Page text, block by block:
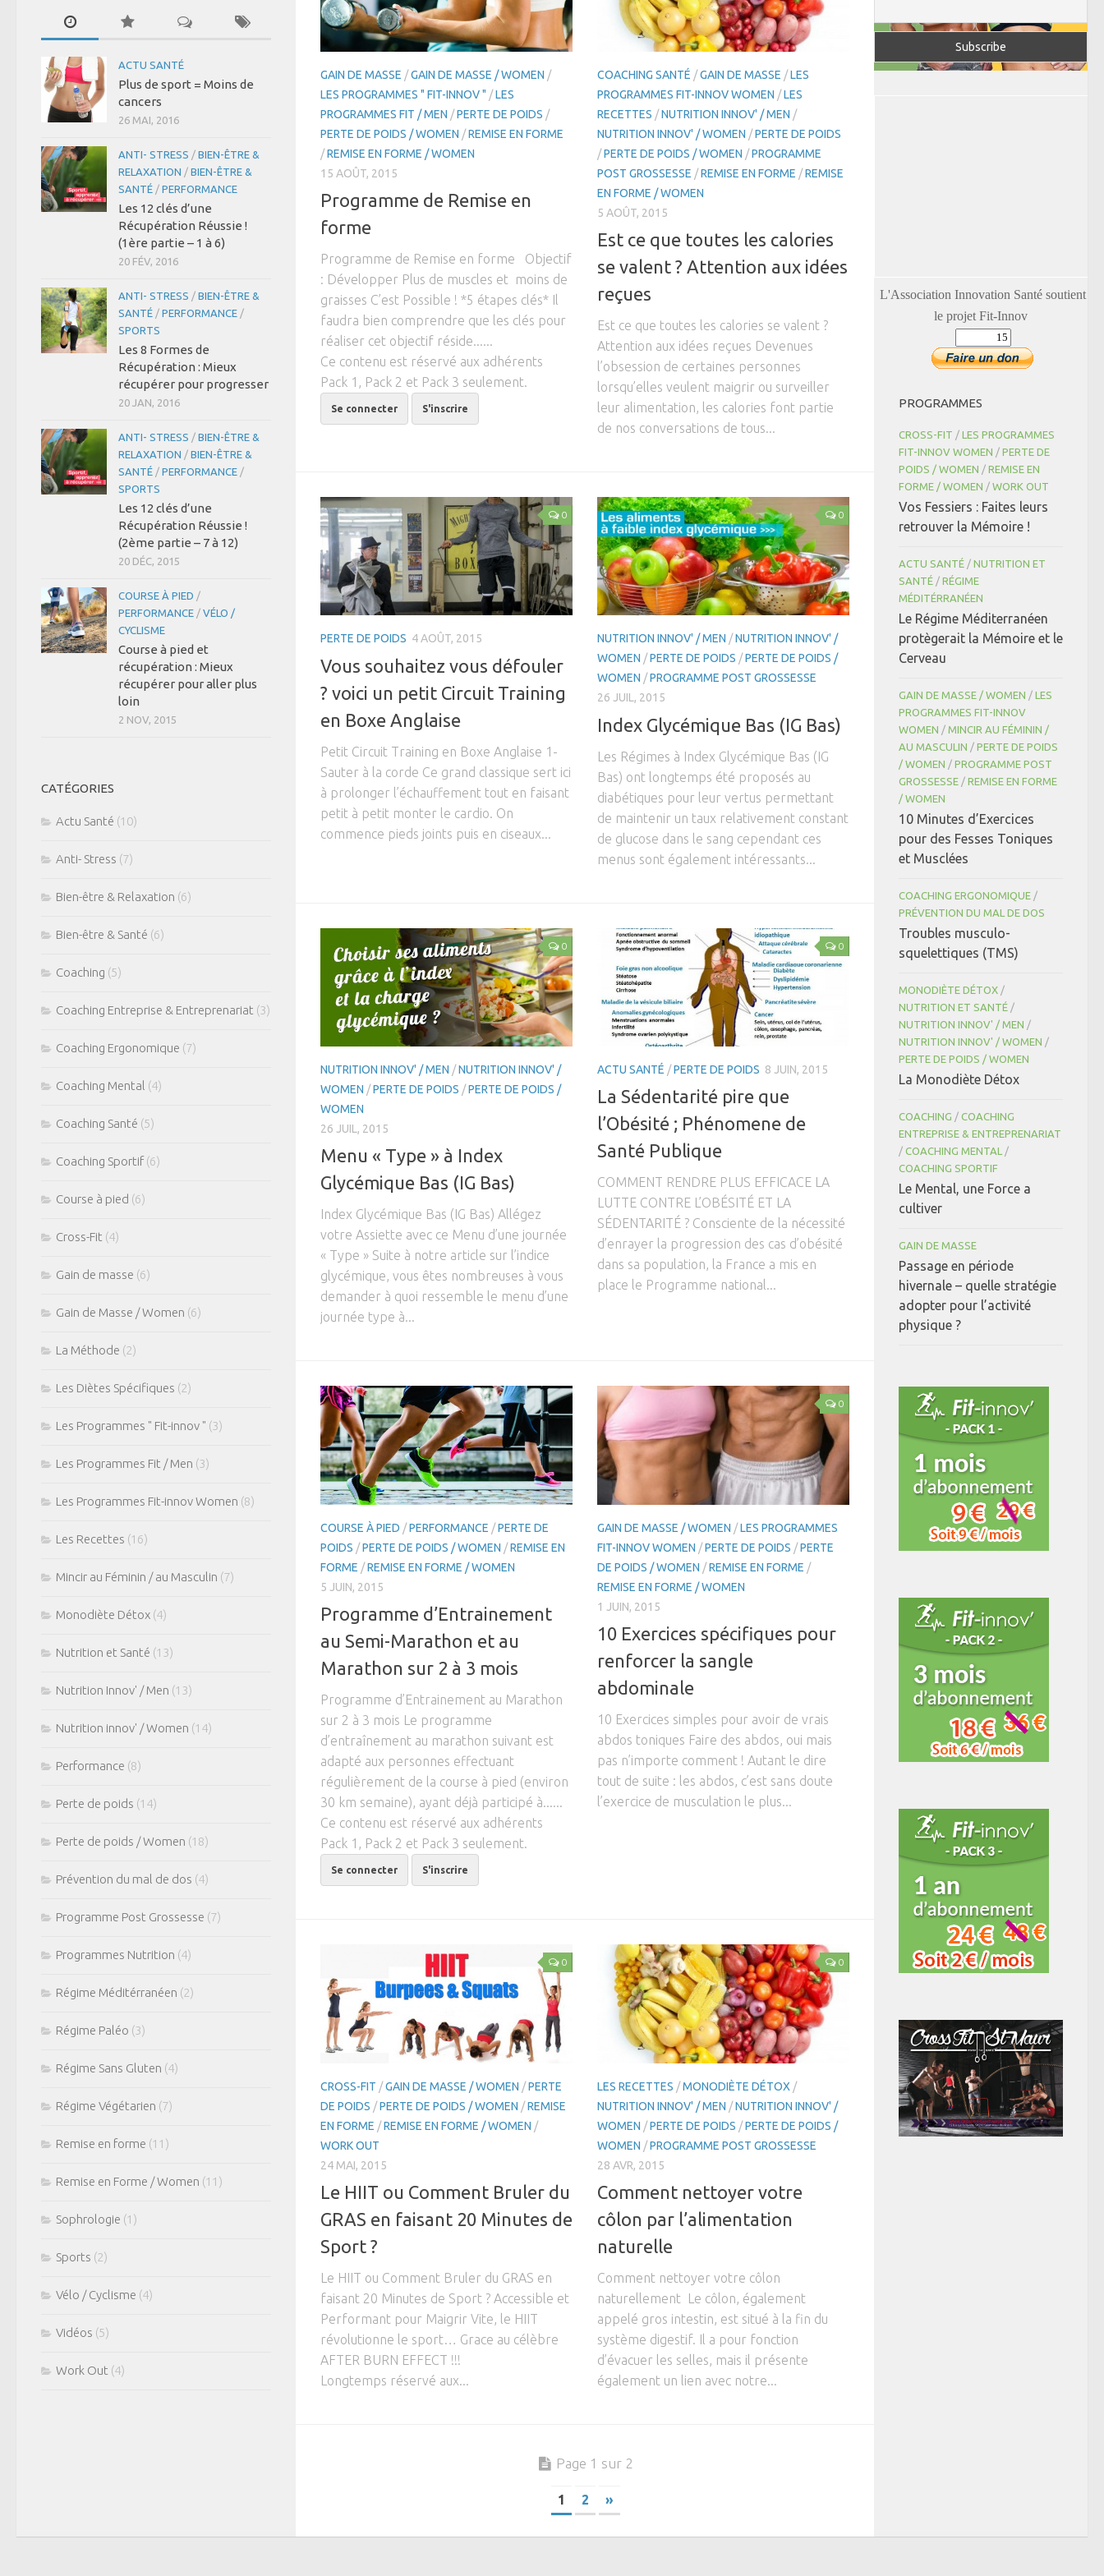
GAIN DE MASSE /GAIN DE MASSE / WOMEN /
LES PROGRAMMES " FIT-INNOV " /LES
PROGRAMMES FIT / MEN /PERTE DE POIDS /
PERTE DE POIDS / WOMEN /REMISE EN FORME
/REMISE EN FORME / WOMEN
15 AOÛT, 2015
Programme de Remise en
forme
Programme de Remise en forme Objectif
: Développer Plus de muscles et moins de
graisses C’est Possible ! *5 étapes clés* Il
faudra bien comprendre que les clés pour
réaliser cet objectif réside......
Ce contenu est réservé aux adhérents
Pack 1, Pack 2 et Pack 3 seulement.
Se connecter S'inscrire
COACHING SANTÉ /GAIN DE MASSE /LES
PROGRAMMES FIT-INNOV WOMEN /LES
RECETTES /NUTRITION INNOV' / MEN /
NUTRITION INNOV' / WOMEN /PERTE DE POIDS
/PERTE DE POIDS / WOMEN /PROGRAMME
POST GROSSESSE /REMISE EN FORME /REMISE
EN FORME / WOMEN
5 AOÛT, 2015
Est ce que toutes les calories
se valent ? Attention aux idées
reçues
Est ce que toutes les calories se valent ?
Attention aux idées reçues Devenues
l’obsession de certaines personnes
lorsqu’elles veulent maigrir ou surveiller
leur alimentation, les calories font partie
de nos conversations de tous...
0
PERTE DE POIDS 4 AOÛT, 2015
Vous souhaitez vous défouler
? voici un petit Circuit Training
en Boxe Anglaise
Petit Circuit Training en Boxe Anglaise 1-
Sauter à la corde Ce grand classique sert ici
à prolonger l’échauffement tout en faisant
petit à petit monter le cardio. On
commence pieds joints puis en ciseaux...
0
NUTRITION INNOV' / MEN /NUTRITION INNOV' /
WOMEN /PERTE DE POIDS /PERTE DE POIDS /
WOMEN /PROGRAMME POST GROSSESSE
26 JUIL, 2015
Index Glycémique Bas (IG Bas)
Les Régimes à Index Glycémique Bas (IG
Bas) ont longtemps été proposés au
diabétiques pour leur vertus permettant
de maintenir un taux relativement constant
de glucose dans le sang cependant ces
menus sont également intéressants...
0
NUTRITION INNOV' / MEN /NUTRITION INNOV' /
WOMEN /PERTE DE POIDS /PERTE DE POIDS /
WOMEN
26 JUIL, 2015
Menu « Type » à Index
Glycémique Bas (IG Bas)
Index Glycémique Bas (IG Bas) Allégez
votre Assiette avec ce Menu d’une journée
« Type » Suite à notre article sur l’indice
glycémique, vous êtes nombreuses à vous
demander à quoi ressemble le menu d’une
journée type à...
0
ACTU SANTÉ /PERTE DE POIDS 8 JUIN, 2015
La Sédentarité pire que
l’Obésité ; Phénomene de
Santé Publique
COMMENT RENDRE PLUS EFFICACE LA
LUTTE CONTRE L’OBÉSITÉ ET LA
SÉDENTARITÉ ? Consciente de la nécessité
d’enrayer la progression des cas d’obésité
dans sa population, la France a mis en
place le Programme national...
COURSE À PIED /PERFORMANCE /PERTE DE
POIDS /PERTE DE POIDS / WOMEN /REMISE EN
FORME /REMISE EN FORME / WOMEN
5 JUIN, 2015
Programme d’Entrainement
au Semi-Marathon et au
Marathon sur 2 à 3 mois
Programme d’Entrainement au Marathon
sur 2 à 3 mois Le programme
d’entraînement au marathon suivant est
adapté aux personnes effectuant
régulièrement de la course à pied (environ
30 km semaine), ayant déjà participé à......
Ce contenu est réservé aux adhérents
Pack 1, Pack 2 et Pack 3 seulement.
Se connecter S'inscrire
0
GAIN DE MASSE / WOMEN /LES PROGRAMMES
FIT-INNOV WOMEN /PERTE DE POIDS /PERTE
DE POIDS / WOMEN /REMISE EN FORME /
REMISE EN FORME / WOMEN
1 JUIN, 2015
10 Exercices spécifiques pour
renforcer la sangle
abdominale
10 Exercices simples pour avoir de vrais
abdos toniques Faire des abdos, oui mais
pas n’importe comment ! Autant le dire
tout de suite : les abdos, c’est sans doute
l’exercice de musculation le plus...
0
CROSS-FIT /GAIN DE MASSE / WOMEN /PERTE
DE POIDS /PERTE DE POIDS / WOMEN /REMISE
EN FORME /REMISE EN FORME / WOMEN /
WORK OUT
24 MAI, 2015
Le HIIT ou Comment Bruler du
GRAS en faisant 20 Minutes de
Sport ?
Le HIIT ou Comment Bruler du GRAS en
faisant 20 Minutes de Sport ? Accessible et
Performant pour Maigrir Vite, le HIIT
révolutionne le sport… Grace au célèbre
AFTER BURN EFFECT !!!
Longtemps réservé aux...
0
LES RECETTES /MONODIÈTE DÉTOX /
NUTRITION INNOV' / MEN /NUTRITION INNOV' /
WOMEN /PERTE DE POIDS /PERTE DE POIDS /
WOMEN /PROGRAMME POST GROSSESSE
28 AVR, 2015
Comment nettoyer votre
côlon par l’alimentation
naturelle
Comment nettoyer votre côlon
naturellement Le côlon, également
appelé gros intestin, est situé à la fin du
système digestif. Il a pour fonction
d’évacuer les selles, mais il présente
également un lien avec notre...
Page 1 sur 2
1 2 »
ACTU SANTÉ
Plus de sport = Moins de
cancers
26 MAI, 2016
ANTI- STRESS / BIEN-ÊTRE &
RELAXATION / BIEN-ÊTRE &
SANTÉ / PERFORMANCE
Les 12 clés d’une
Récupération Réussie !
(1ère partie – 1 à 6)
20 FÉV, 2016
ANTI- STRESS / BIEN-ÊTRE &
SANTÉ / PERFORMANCE /
SPORTS
Les 8 Formes de
Récupération : Mieux
récupérer pour progresser
20 JAN, 2016
ANTI- STRESS / BIEN-ÊTRE &
RELAXATION / BIEN-ÊTRE &
SANTÉ / PERFORMANCE /
SPORTS
Les 12 clés d’une
Récupération Réussie !
(2ème partie – 7 à 12)
20 DÉC, 2015
COURSE À PIED /
PERFORMANCE / VÉLO /
CYCLISME
Course à pied et
récupération : Mieux
récupérer pour aller plus
loin
2 NOV, 2015
CATÉGORIES
Actu Santé (10)
Anti- Stress (7)
Bien-être & Relaxation (6)
Bien-être & Santé (6)
Coaching (5)
Coaching Entreprise & Entreprenariat (3)
Coaching Ergonomique (7)
Coaching Mental (4)
Coaching Santé (5)
Coaching Sportif(6)
Course à pied (6)
Cross-Fit (4)
Gain de masse (6)
Gain de Masse / Women (6)
La Méthode (2)
Les Diètes Spécifiques (2)
Les Programmes " Fit-innov " (3)
Les Programmes Fit / Men (3)
Les Programmes Fit-innov Women (8)
Les Recettes (16)
Mincir au Féminin / au Masculin (7)
Monodiète Détox (4)
Nutrition et Santé (13)
Nutrition Innov' / Men (13)
Nutrition innov' / Women (14)
Performance (8)
Perte de poids (14)
Perte de poids / Women (18)
Prévention du mal de dos (4)
Programme Post Grossesse (7)
Programmes Nutrition (4)
Régime Méditérranéen (2)
Régime Paléo (3)
Régime Sans Gluten (4)
Régime Végétarien (7)
Remise en forme (11)
Remise en Forme / Women (11)
Sophrologie (1)
Sports (2)
Vélo / Cyclisme (4)
Vidéos (5)
Work Out (4)
L'Association Innovation Santé soutient
le projet Fit-Innov
PROGRAMMES
CROSS-FIT / LES PROGRAMMES
FIT-INNOV WOMEN / PERTE DE
POIDS / WOMEN / REMISE EN
FORME / WOMEN / WORK OUT
Vos Fessiers : Faites leurs
retrouver la Mémoire !
ACTU SANTÉ / NUTRITION ET
SANTÉ / RÉGIME
MÉDITÉRRANÉEN
Le Régime Méditerranéen
protègerait la Mémoire et le
Cerveau
GAIN DE MASSE / WOMEN / LES
PROGRAMMES FIT-INNOV
WOMEN / MINCIR AU FÉMININ /
AU MASCULIN / PERTE DE POIDS
/ WOMEN / PROGRAMME POST
GROSSESSE / REMISE EN FORME
/ WOMEN
10 Minutes d’Exercices
pour des Fesses Toniques
et Musclées
COACHING ERGONOMIQUE /
PRÉVENTION DU MAL DE DOS
Troubles musculo-
squelettiques (TMS)
MONODIÈTE DÉTOX /
NUTRITION ET SANTÉ /
NUTRITION INNOV' / MEN /
NUTRITION INNOV' / WOMEN /
PERTE DE POIDS / WOMEN
La Monodiète Détox
COACHING / COACHING
ENTREPRISE & ENTREPRENARIAT
/ COACHING MENTAL /
COACHING SPORTIF
Le Mental, une Force a
cultiver
GAIN DE MASSE
Passage en période
hivernale – quelle stratégie
adopter pour l’activité
physique ?